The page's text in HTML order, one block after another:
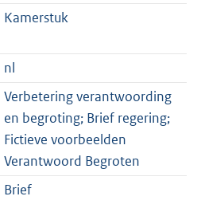
Kamerstuk
nl
Verbetering verantwoording
en begroting; Brief regering;
Fictieve voorbeelden
Verantwoord Begroten
Brief